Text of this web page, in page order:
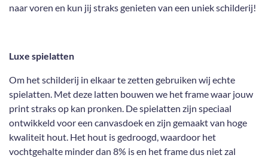
naar voren en kun jij straks genieten van een uniek schilderij!
Luxe spielatten
Om het schilderij in elkaar te zetten gebruiken wij echte
spielatten. Met deze latten bouwen we het frame waar jouw
print straks op kan pronken. De spielatten zijn speciaal
ontwikkeld voor een canvasdoek en zijn gemaakt van hoge
kwaliteit hout. Het hout is gedroogd, waardoor het
vochtgehalte minder dan 8% is en het frame dus niet zal